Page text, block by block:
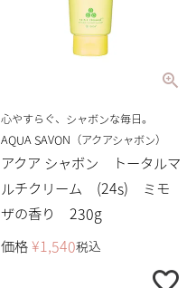
心やすらぐ、シャボンな毎日。
AQUA SAVON（アクアシャボン）
アクア シャボン トータルマ
ルチクリーム (24s) ミモ
ザの香り 230g
価格 ¥1,540税込